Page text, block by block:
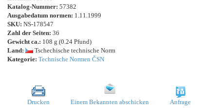
Katalog-Nummer: 57382
Ausgabedatum normen: 1.11.1999
SKU: NS-178547
Zahl der Seiten: 36
Gewicht ca.: 108 g (0.24 Pfund)
Land:
Tschechische technische Norm
Kategorie: Technische Normen ČSN
Drucken Einem Bekannten abschicken Anfrage